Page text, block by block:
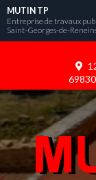
Aller
au
contenu
MUTIN TP
Entreprise de travaux publics à
Saint-Georges-de-